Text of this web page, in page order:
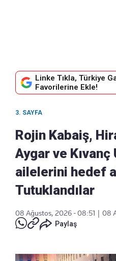
Linke Tıkla, Türkiye
Favorilerine Ekle!
3. SAYFA
Rojin Kabaiş,
Aygar ve Kıvanç
ailelerini hedef
Tutuklandılar
08 Ağustos, 2026 - 08:51
08
Paylaş